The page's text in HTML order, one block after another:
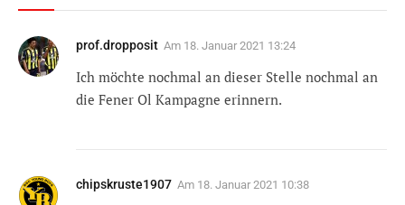
prof.dropposit Am 18. Januar 2021 13:24
Ich möchte nochmal an dieser Stelle nochmal an
die Fener Ol Kampagne erinnern.
chipskruste1907 Am 18. Januar 2021 10:38